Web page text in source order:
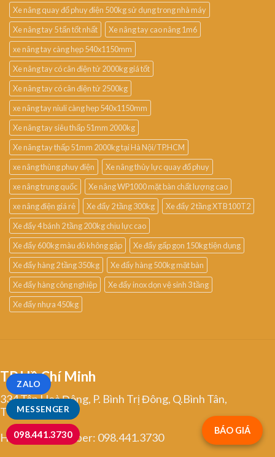
Xe nâng quay đổ phuy điện 500kg sử dụng trong nhà máy
Xe nâng tay 5 tấn tốt nhất
Xe nâng tay cao nâng 1m6
xe nâng tay càng hẹp 540x1150mm
Xe nâng tay có cân điện tử 2000kg giá tốt
Xe nâng tay có cân điện tử 2500kg
xe nâng tay niuli càng hẹp 540x1150mm
Xe nâng tay siêu thấp 51mm 2000kg
Xe nâng tay thấp 51mm 2000kg tại Hà Nội/TP.HCM
xe nâng thùng phuy điện
Xe nâng thủy lực quay đổ phuy
xe nâng trung quốc
Xe nâng WP1000 mặt bàn chất lượng cao
xe nâng điện giá rẻ
Xe đẩy 2 tầng 300kg
Xe đẩy 2 tầng XTB100T2
Xe đẩy 4 bánh 2 tầng 200kg chịu lực cao
Xe đẩy 600kg màu đỏ không gập
Xe đẩy gấp gọn 150kg tiện dụng
Xe đẩy hàng 2 tầng 350kg
Xe đẩy hàng 500kg mặt bàn
Xe đẩy hàng công nghiệp
Xe đẩy inox dọn vệ sinh 3 tầng
Xe đẩy nhựa 450kg
TP.Hồ Chí Minh
334 Tân Hoà Đông, P. Bình Trị Đông, Q.Bình Tân,
TP.HCM
Hotline/Zalo/Viber: 098.441.3730
BÁO GIÁ
MESSENGER
ZALO
098.441.3730